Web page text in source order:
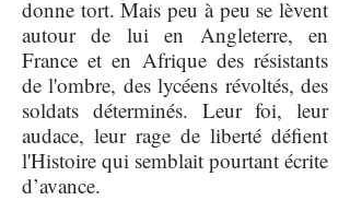
donne tort. Mais peu à peu se lèvent
autour de lui en Angleterre, en
France et en Afrique des résistants
de l'ombre, des lycéens révoltés, des
soldats déterminés. Leur foi, leur
audace, leur rage de liberté défient
l'Histoire qui semblait pourtant écrite
d’avance.